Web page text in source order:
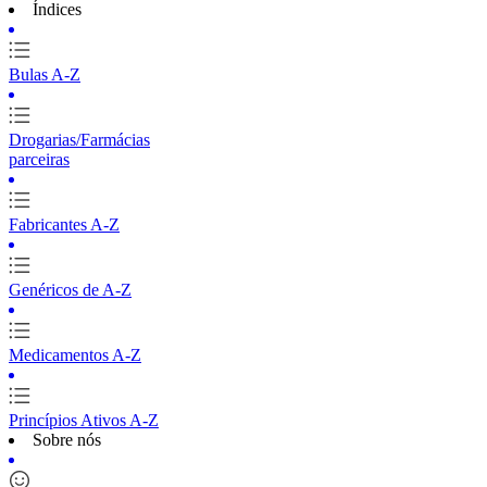
Índices
Bulas A-Z
Drogarias/Farmácias
parceiras
Fabricantes A-Z
Genéricos de A-Z
Medicamentos A-Z
Princípios Ativos A-Z
Sobre nós